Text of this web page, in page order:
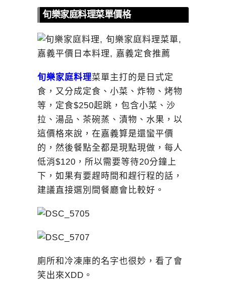
旬樂家庭料理菜單價格
旬樂家庭料理菜單主打的是日式定
食，又分成定食、小菜、炸物、烤物
等，定食$250起跳，包含小菜、沙
拉、湯品、茶碗蒸、漬物、水果，以
這價格來說，在嘉義算是還蠻平價
的，然後餐點全都是現點現做，每人
低消$120，所以需要等待20分鐘上
下，如果有要趕時間和趕行程的話，
建議直接選別間餐廳會比較好。
廁所和冷凍庫的名字也很妙，看了會
笑出來XDD。